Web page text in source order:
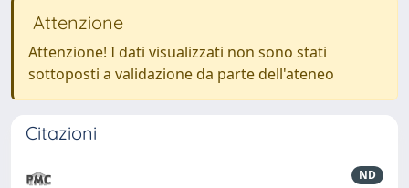
Attenzione
Attenzione! I dati visualizzati non sono stati
sottoposti a validazione da parte dell'ateneo
Citazioni
ND